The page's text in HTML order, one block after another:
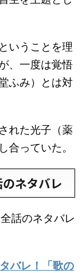
いうことを理
、一度は覚悟
ふみ）とは対
れた光子（薬
合っていた。
ネタバレ
話のネタバレ
バレ！「歌の